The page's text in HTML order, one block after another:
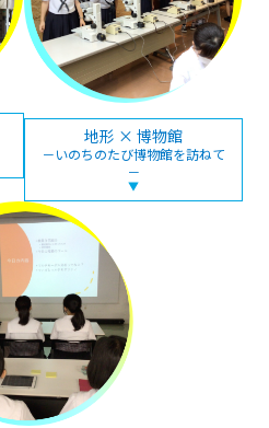
地形 × 博物館
－いのちのたび博物館を訪ねて
－
▼